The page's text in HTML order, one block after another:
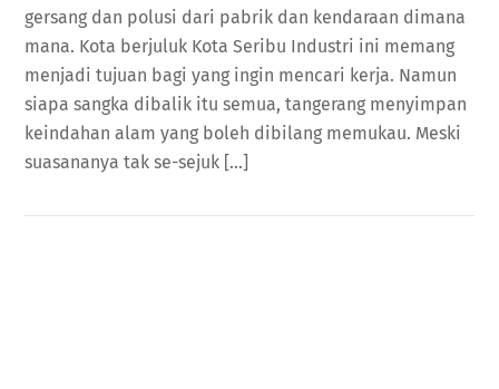
gersang dan polusi dari pabrik dan kendaraan dimana
mana. Kota berjuluk Kota Seribu Industri ini memang
menjadi tujuan bagi yang ingin mencari kerja. Namun
siapa sangka dibalik itu semua, tangerang menyimpan
keindahan alam yang boleh dibilang memukau. Meski
suasananya tak se-sejuk […]